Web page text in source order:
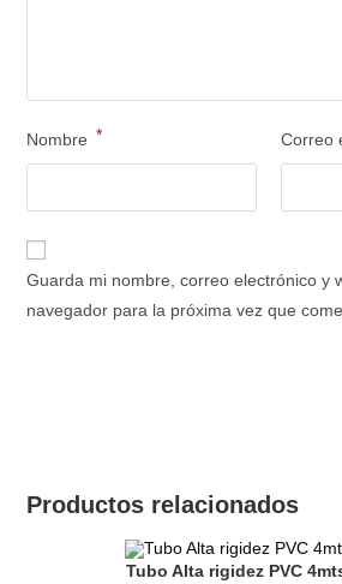
Nombre * Correo
Guarda mi nombre, correo electrónico y
navegador para la próxima vez que
Productos relacionados
Tubo Alta rigidez PVC